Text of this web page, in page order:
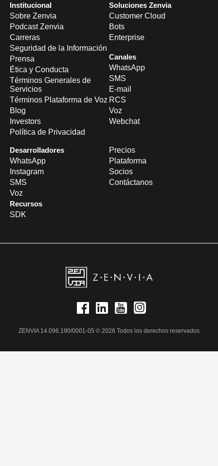
Institucional
Sobre Zenvia
Podcast Zenvia
Carreras
Seguridad de la Información
Prensa
Ética y Conducta
Términos Generales de
Servicios
Términos Plataforma de Voz
Blog
Investors
Política de Privacidad
Soluciones Zenvia
Customer Cloud
Bots
Enterprise
Canales
WhatsApp
SMS
E-mail
RCS
Voz
Webchat
Desarrolladores
WhatsApp
Instagram
SMS
Voz
Recursos
SDK
Precios
Plataforma
Socios
Contáctanos
ZENVIA 14.096.190/0001-05 © 2026 Todos los derechos reservados